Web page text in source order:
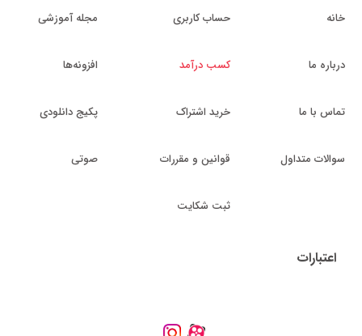
خانه
درباره ما
تماس با ما
سوالات متداول
حساب کاربری
کسب درآمد
خرید اشتراک
قوانین و مقررات
ثبت شکایت
مجله آموزشی
افزونه‌ها
پکیج دانلودی
صوتی
اعتبارات